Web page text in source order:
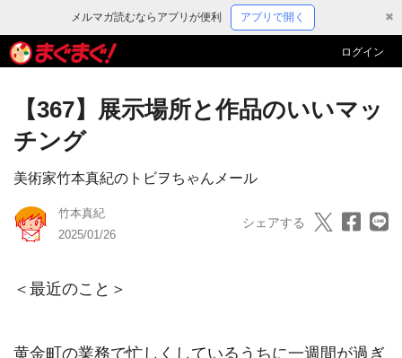
メルマガ読むならアプリが便利 アプリで開く ✖
ログイン
【367】展示場所と作品のいいマッ
チング
美術家竹本真紀のトビヲちゃんメール
竹本真紀
2025/01/26
シェアする
＜最近のこと＞
黄金町の業務で忙しくしているうちに一週間が過ぎ